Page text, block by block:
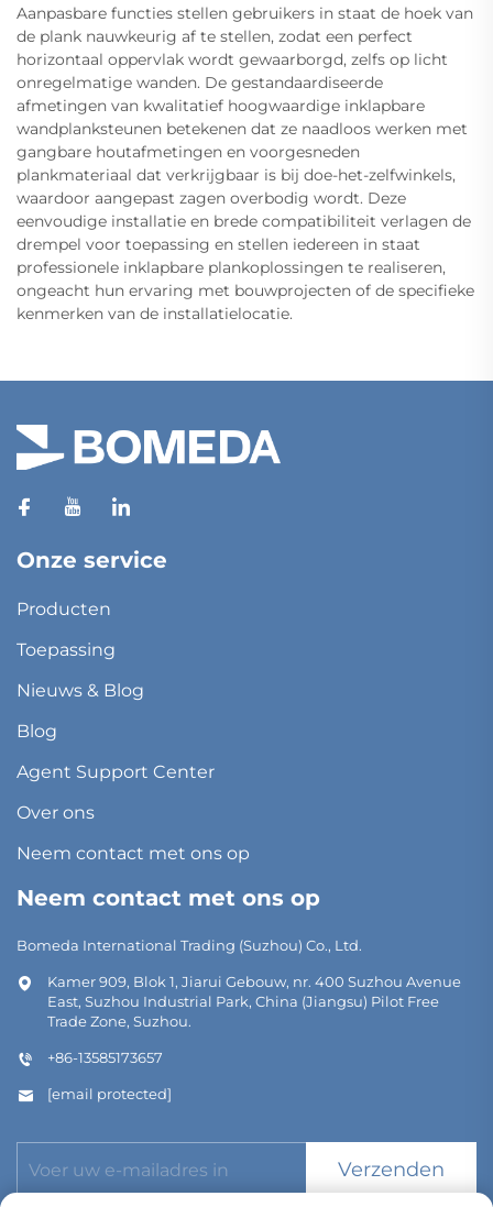
Aanpasbare functies stellen gebruikers in staat de hoek van
de plank nauwkeurig af te stellen, zodat een perfect
horizontaal oppervlak wordt gewaarborgd, zelfs op licht
onregelmatige wanden. De gestandaardiseerde
afmetingen van kwalitatief hoogwaardige inklapbare
wandplanksteunen betekenen dat ze naadloos werken met
gangbare houtafmetingen en voorgesneden
plankmateriaal dat verkrijgbaar is bij doe-het-zelfwinkels,
waardoor aangepast zagen overbodig wordt. Deze
eenvoudige installatie en brede compatibiliteit verlagen de
drempel voor toepassing en stellen iedereen in staat
professionele inklapbare plankoplossingen te realiseren,
ongeacht hun ervaring met bouwprojecten of de specifieke
kenmerken van de installatielocatie.
Onze service
Producten
Toepassing
Nieuws & Blog
Blog
Agent Support Center
Over ons
Neem contact met ons op
Neem contact met ons op
Bomeda International Trading (Suzhou) Co., Ltd.
Kamer 909, Blok 1, Jiarui Gebouw, nr. 400 Suzhou Avenue
East, Suzhou Industrial Park, China (Jiangsu) Pilot Free
Trade Zone, Suzhou.
+86-13585173657
[email protected]
Verzenden